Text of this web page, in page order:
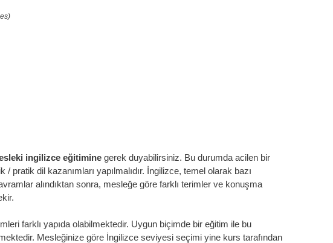
ingilizce eğitimine gerek duyabilirsiniz. Bu durumda acilen bir
/ pratik dil kazanımları yapılmalıdır. İngilizce, temel olarak bazı
alındıktan sonra, mesleğe göre farklı terimler ve konuşma
farklı yapıda olabilmektedir. Uygun biçimde bir eğitim ile bu
Mesleğinize göre İngilizce seviyesi seçimi yine kurs tarafından